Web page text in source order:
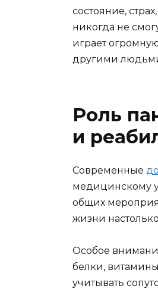
состояние,
никогда не
играет
другими
Роль
и
Современные
медицинскому
общих
жизни
Особое
белки,
учитывать